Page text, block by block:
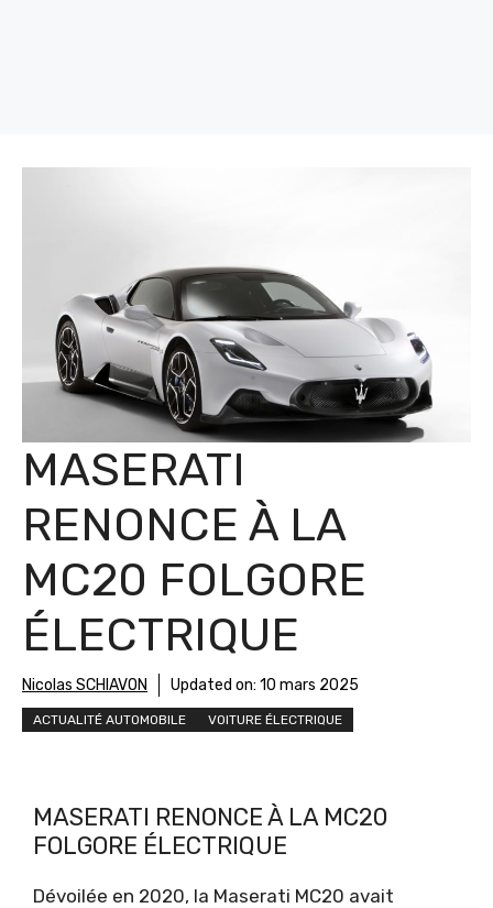
MASERATI
RENONCE À LA
MC20 FOLGORE
ÉLECTRIQUE
Nicolas SCHIAVON Updated on: 10 mars 2025
ACTUALITÉ AUTOMOBILE VOITURE ÉLECTRIQUE
MASERATI RENONCE À LA MC20
FOLGORE ÉLECTRIQUE
Dévoilée en 2020, la Maserati MC20 avait